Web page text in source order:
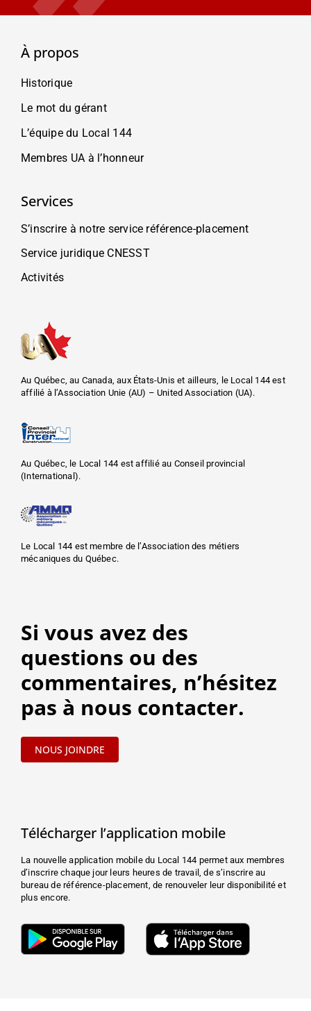
À propos
Historique
Le mot du gérant
L’équipe du Local 144
Membres UA à l’honneur
Services
S’inscrire à notre service référence-placement
Service juridique CNESST
Activités
Au Québec, au Canada, aux États-Unis et ailleurs, le Local 144 est
affilié à l’Association Unie (AU) – United Association (UA).
Au Québec, le Local 144 est affilié au Conseil provincial
(International).
Le Local 144 est membre de l’Association des métiers
mécaniques du Québec.
Si vous avez des
questions ou des
commentaires, n’hésitez
pas à nous contacter.
NOUS JOINDRE
Télécharger l’application mobile
La nouvelle application mobile du Local 144 permet aux membres
d’inscrire chaque jour leurs heures de travail, de s’inscrire au
bureau de référence-placement, de renouveler leur disponibilité et
plus encore.